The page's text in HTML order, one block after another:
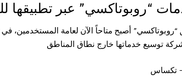
“روبوتاكسي” عبر تطبيقها
توسيع خدماتها خارج نطاق المناطق